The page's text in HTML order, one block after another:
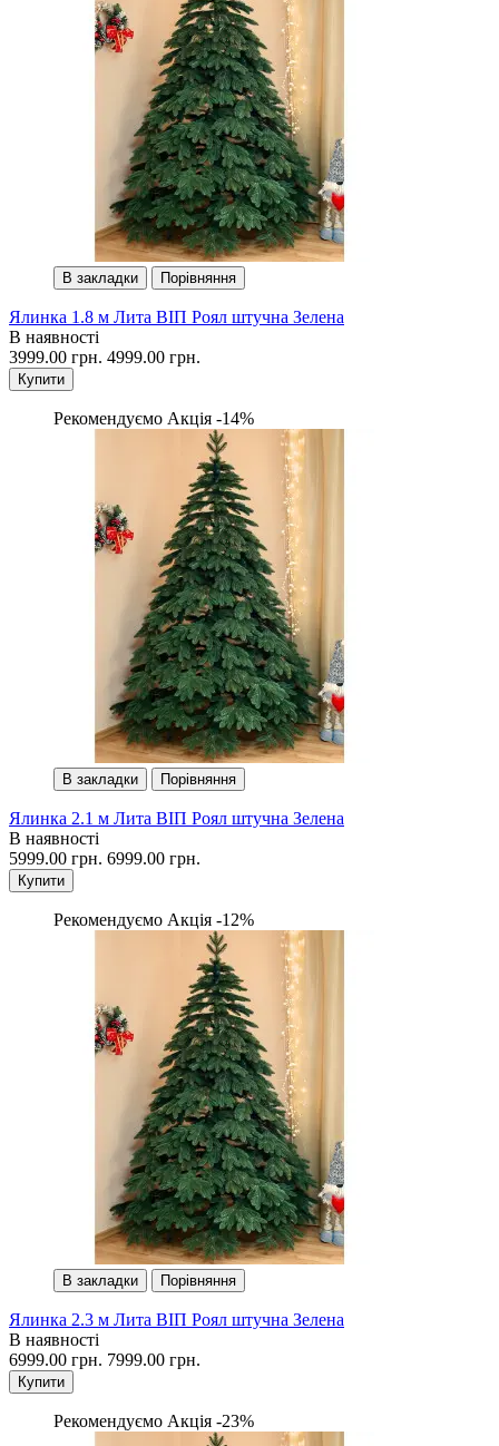
В закладки Порівняння
Ялинка 1.8 м Лита ВІП Роял штучна Зелена
В наявності
3999.00 грн. 4999.00 грн.
Купити
Рекомендуємо Акція -14%
В закладки Порівняння
Ялинка 2.1 м Лита ВІП Роял штучна Зелена
В наявності
5999.00 грн. 6999.00 грн.
Купити
Рекомендуємо Акція -12%
В закладки Порівняння
Ялинка 2.3 м Лита ВІП Роял штучна Зелена
В наявності
6999.00 грн. 7999.00 грн.
Купити
Рекомендуємо Акція -23%